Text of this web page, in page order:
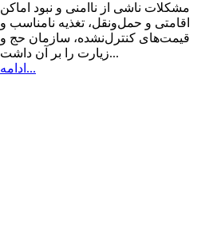
مشكلات ناشی از ناامنی و نبود اماكن
اقامتی و حمل‌ونقل، تغذیه‌ نامناسب و
قیمت‌های كنترل‌نشده، سازمان حج و
زیارت را بر آن داشت...
ادامه...